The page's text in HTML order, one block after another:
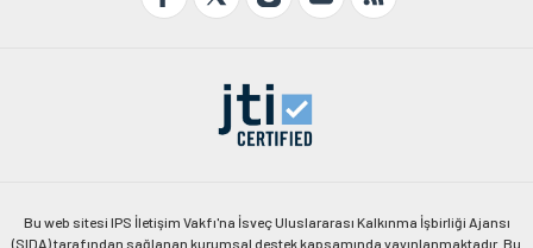
Bu web sitesi IPS İletişim Vakfı'na İsveç Uluslararası Kalkınma İşbirliği Ajansı
(SIDA) tarafından sağlanan kurumsal destek kapsamında yayınlanmaktadır. Bu